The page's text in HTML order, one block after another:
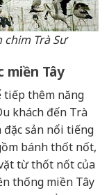
Trà Sư
miền Tây
tiếp thêm năng
khách đến Trà
đặc sản nổi tiếng
bánh thốt nốt,
từ thốt nốt của
thống miền Tây